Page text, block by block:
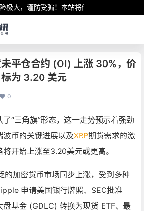
极大，谨防受骗！本站将作为行业资讯共享
平仓合约 (OI) 上涨 30%，价
为 3.20 美元
0
“三角旗”形态，这一走势预示着强劲
波币的关键进展以及XRP期货需求的激
开始上涨至3.20美元或更高。
的加密货币市场同步上涨，受到多种
申请美国银行牌照、SEC批准
基金 (GDLC) 转换为现货 ETF、最